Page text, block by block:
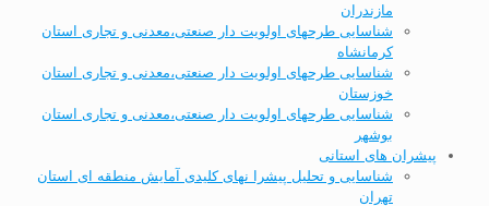
مازندران
شناسایی طرحهای اولویت دار صنعتی،معدنی و تجاری استان
کرمانشاه
شناسایی طرحهای اولویت دار صنعتی،معدنی و تجاری استان
خوزستان
شناسایی طرحهای اولویت دار صنعتی،معدنی و تجاری استان
بوشهر
پیشران های استانی
شناسایی و تحلیل پیشرا نهای کلیدی آمایش منطقه ای استان
تهران